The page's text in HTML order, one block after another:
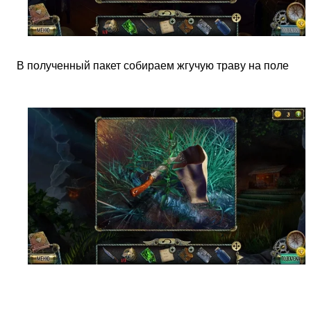
В полученный пакет собираем жгучую траву на поле